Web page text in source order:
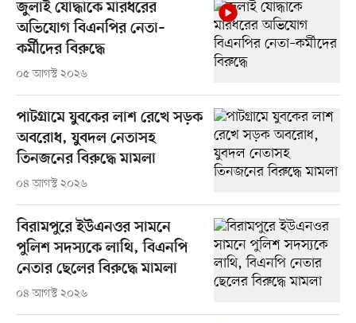
জুলাই যোদ্ধাকে মারধরের
অভিযোগ বিএনপির নেতা–
কর্মীদের বিরুদ্ধে
০৫ আগস্ট ২০২৬
পাটগ্রামে যুবকের লাশ রেখে সড়ক
অবরোধ, যুবদল নেতাসহ
তিনজনের বিরুদ্ধে মামলা
০৪ আগস্ট ২০২৬
বিরামপুরে ইউএনওর সামনে
পুলিশ সদস্যকে লাথি, বিএনপি
নেতার ছেলের বিরুদ্ধে মামলা
০৪ আগস্ট ২০২৬